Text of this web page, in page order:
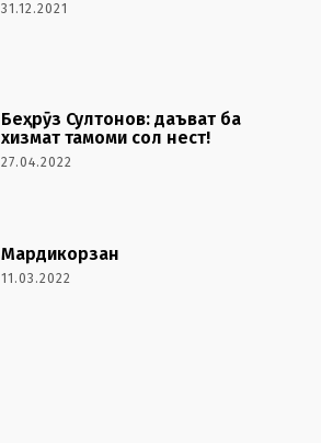
31.12.2021
Беҳрӯз Султонов: даъват ба
хизмат тамоми сол нест!
27.04.2022
Мардикорзан
11.03.2022